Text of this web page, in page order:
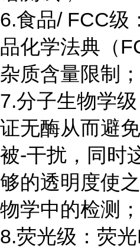
6.食品/ FCC级
品化学法典（
杂质含量限制；
7.分子生物学
证无酶从而避
被-干扰，同时
够的透明度使
物学中的检测；
8.荧光级：荧